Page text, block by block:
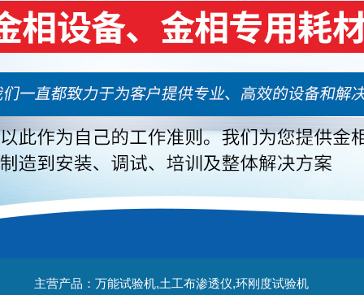
主营产品：万能试验机,土工布渗透仪,环刚度试验机